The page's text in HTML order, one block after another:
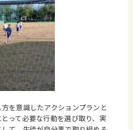
を意識したアクションプランと
って必要な行動を選び取り、実